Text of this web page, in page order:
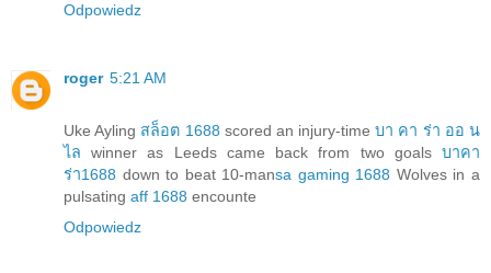
Odpowiedz
roger 5:21 AM
Uke Ayling สล็อต 1688 scored an injury-timeบา คา ร่า ออ น
ไล winner as Leeds came back from two goals บาคา
ร่า1688 down to beat 10-mansa gaming 1688 Wolves in a
pulsating aff 1688 encounte
Odpowiedz